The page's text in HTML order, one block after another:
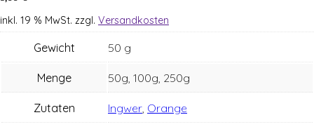
inkl. 19 % MwSt. zzgl. Versandkosten
Gewicht 50 g
Menge 50g, 100g, 250g
Zutaten Ingwer Orange